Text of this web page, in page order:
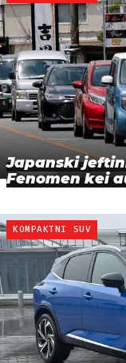
Japanski
Fenomen kei
KOMPAKTNI SUV